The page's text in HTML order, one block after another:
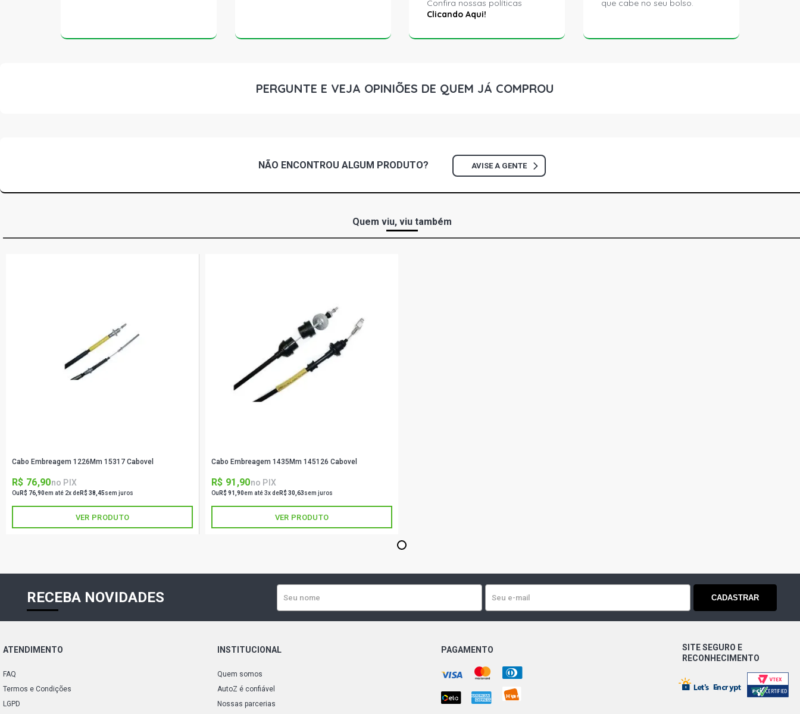
Confira nossas políticas
Clicando Aqui!
que cabe no seu bolso.
PERGUNTE E VEJA OPINIÕES DE QUEM JÁ COMPROU
NÃO ENCONTROU ALGUM PRODUTO? AVISE A GENTE
Quem viu, viu também
Cabo Embreagem 1226Mm 15317 Cabovel
R$ 76,90no PIX
Ou R$ 76,90em até 2x deR$ 38,45sem juros
VER PRODUTO
Cabo Embreagem 1435Mm 145126 Cabovel
R$ 91,90no PIX
Ou R$ 91,90em até 3x deR$ 30,63sem juros
VER PRODUTO
1
RECEBA NOVIDADES CADASTRAR
ATENDIMENTO
FAQ
Termos e Condições
LGPD
INSTITUCIONAL
Quem somos
AutoZ é confiável
Nossas parcerias
PAGAMENTO
SITE SEGURO E
RECONHECIMENTO